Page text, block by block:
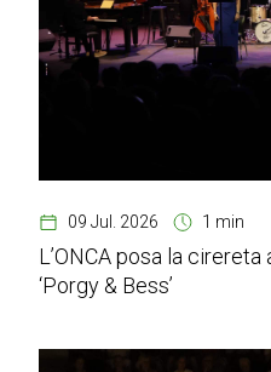
09 Jul. 2026 1 min
L’ONCA posa la
‘Porgy & Bess’